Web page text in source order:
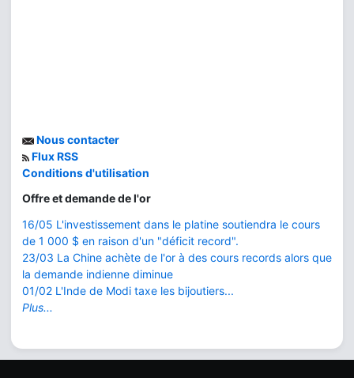
Nous contacter
Flux RSS
Conditions d'utilisation
Offre et demande de l'or
16/05 L'investissement dans le platine soutiendra le cours
de 1 000 $ en raison d'un "déficit record".
23/03 La Chine achète de l'or à des cours records alors que
la demande indienne diminue
01/02 L'Inde de Modi taxe les bijoutiers...
Plus...